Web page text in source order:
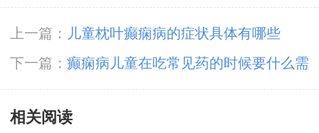
上一篇：
儿童枕叶癫痫病的症状具体有哪些
下一篇： 癫痫病儿童在吃常见药的时候要什么需
要注意的
相关阅读